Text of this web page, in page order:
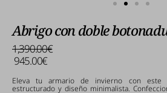
Abrigo con doble
1,390.00€
945.00€
Eleva tu armario de invierno con este
estructurado y diseño minimalista.